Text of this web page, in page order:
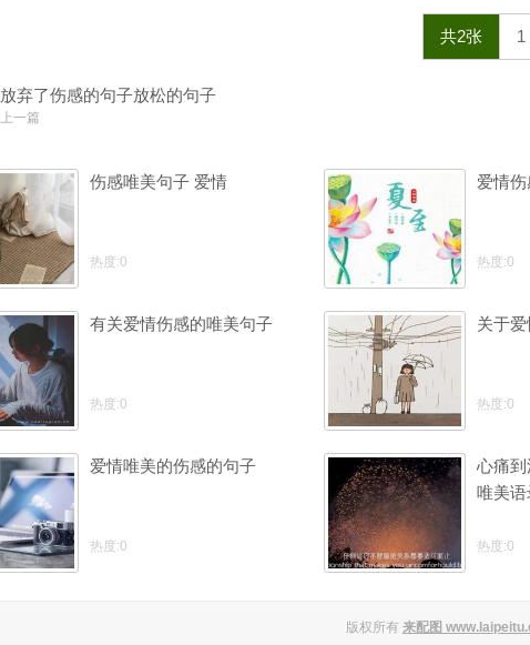
共2张 1
放弃了伤感的句子放松的句子
上一篇
伤感唯美句子 爱情
热度:0
爱情
热度:0
有关爱情伤感的唯美句子
热度:0
关于
热度:0
爱情唯美的伤感的句子
热度:0
心痛
唯美语
热度:0
版权所有 来配图